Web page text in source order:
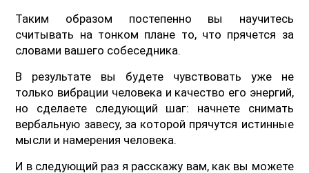
Таким образом постепенно вы научитесь
считывать на тонком плане то, что прячется за
словами вашего собеседника.
В результате вы будете чувствовать уже не
только вибрации человека и качество его энергий,
но сделаете следующий шаг: начнете снимать
вербальную завесу, за которой прячутся истинные
мысли и намерения человека.
И в следующий раз я расскажу вам, как вы можете